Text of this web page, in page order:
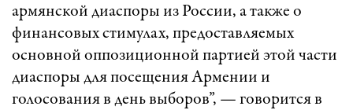
армянской диаспоры из России, а также о
финансовых стимулах, предоставляемых
основной оппозиционной партией этой части
диаспоры для посещения Армении и
голосования в день выборов”, — говорится в